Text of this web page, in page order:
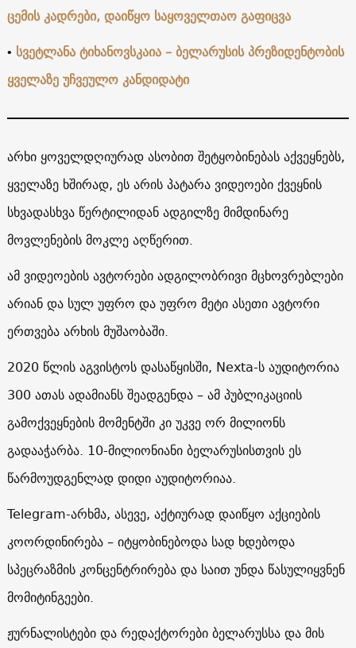
ცემის კადრები, დაიწყო საყოველთაო გაფიცვა
• სვეტლანა ტიხანოვსკაია – ბელარუსის პრეზიდენტობის
ყველაზე უჩვეულო კანდიდატი
არხი ყოველდღიურად ასობით შეტყობინებას აქვეყნებს,
ყველაზე ხშირად, ეს არის პატარა ვიდეოები ქვეყნის
სხვადასხვა წერტილიდან ადგილზე მიმდინარე
მოვლენების მოკლე აღწერით.
ამ ვიდეოების ავტორები ადგილობრივი მცხოვრებლები
არიან და სულ უფრო და უფრო მეტი ასეთი ავტორი
ერთვება არხის მუშაობაში.
2020 წლის აგვისტოს დასაწყისში, Nexta-ს აუდიტორია
300 ათას ადამიანს შეადგენდა – ამ პუბლიკაციის
გამოქვეყნების მომენტში კი უკვე ორ მილიონს
გადააჭარბა. 10-მილიონიანი ბელარუსისთვის ეს
წარმოუდგენლად დიდი აუდიტორიაა.
Telegram-არხმა, ასევე, აქტიურად დაიწყო აქციების
კოორდინირება – იტყობინებოდა სად ხდებოდა
სპეცრაზმის კონცენტრირება და საით უნდა წასულიყვნენ
მომიტინგეები.
ჟურნალისტები და რედაქტორები ბელარუსსა და მის